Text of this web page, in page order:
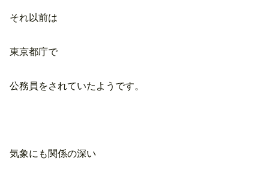
それ以前は
東京都庁で
公務員をされていたようです。
気象にも関係の深い